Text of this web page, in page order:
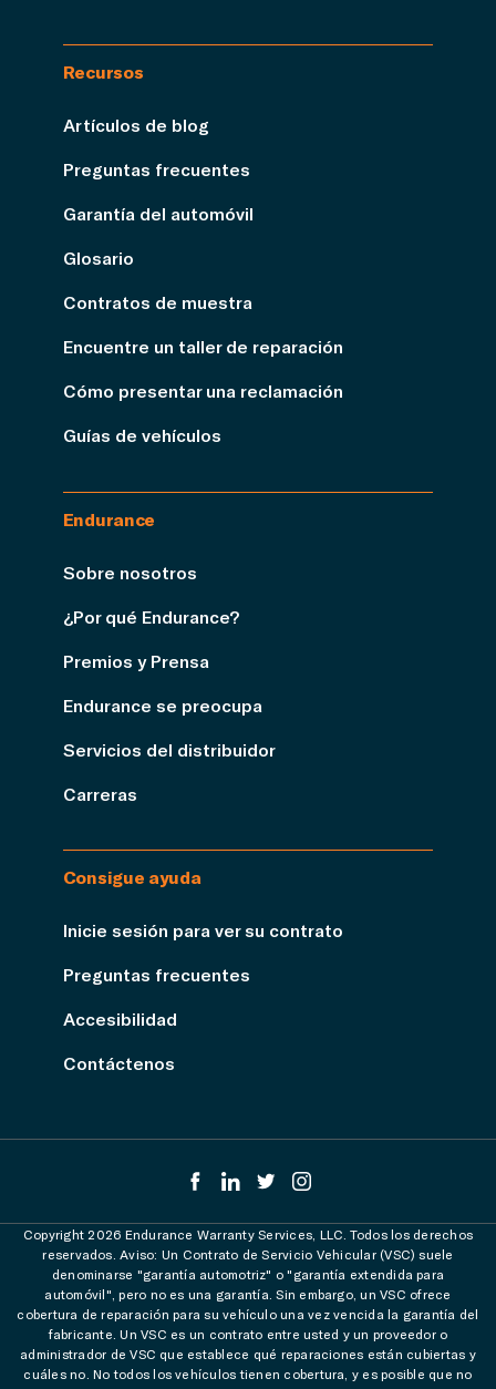
Recursos
Artículos de blog
Preguntas frecuentes
Garantía del automóvil
Glosario
Contratos de muestra
Encuentre un taller de reparación
Cómo presentar una reclamación
Guías de vehículos
Endurance
Sobre nosotros
¿Por qué Endurance?
Premios y Prensa
Endurance se preocupa
Servicios del distribuidor
Carreras
Consigue ayuda
Inicie sesión para ver su contrato
Preguntas frecuentes
Accesibilidad
Contáctenos
Copyright 2026 Endurance Warranty Services, LLC. Todos los derechos
reservados. Aviso: Un Contrato de Servicio Vehicular (VSC) suele
denominarse "garantía automotriz" o "garantía extendida para
automóvil", pero no es una garantía. Sin embargo, un VSC ofrece
cobertura de reparación para su vehículo una vez vencida la garantía del
fabricante. Un VSC es un contrato entre usted y un proveedor o
administrador de VSC que establece qué reparaciones están cubiertas y
cuáles no. No todos los vehículos tienen cobertura, y es posible que no